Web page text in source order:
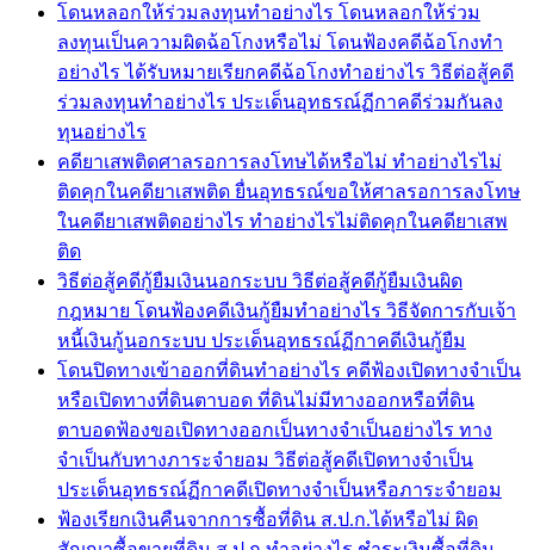
โดนหลอกให้ร่วมลงทุนทำอย่างไร โดนหลอกให้ร่วม
ลงทุนเป็นความผิดฉ้อโกงหรือไม่ โดนฟ้องคดีฉ้อโกงทำ
อย่างไร ได้รับหมายเรียกคดีฉ้อโกงทำอย่างไร วิธีต่อสู้คดี
ร่วมลงทุนทำอย่างไร ประเด็นอุทธรณ์ฏีกาคดีร่วมกันลง
ทุนอย่างไร
คดียาเสพติดศาลรอการลงโทษได้หรือไม่ ทำอย่างไรไม่
ติดคุกในคดียาเสพติด ยื่นอุทธรณ์ขอให้ศาลรอการลงโทษ
ในคดียาเสพติดอย่างไร ทำอย่างไรไม่ติดคุกในคดียาเสพ
ติด
วิธีต่อสู้คดีกู้ยืมเงินนอกระบบ วิธีต่อสู้คดีกู้ยืมเงินผิด
กฎหมาย โดนฟ้องคดีเงินกู้ยืมทำอย่างไร วิธีจัดการกับเจ้า
หนี้เงินกู้นอกระบบ ประเด็นอุทธรณ์ฏีกาคดีเงินกู้ยืม
โดนปิดทางเข้าออกที่ดินทำอย่างไร คดีฟ้องเปิดทางจำเป็น
หรือเปิดทางที่ดินตาบอด ที่ดินไม่มีทางออกหรือที่ดิน
ตาบอดฟ้องขอเปิดทางออกเป็นทางจำเป็นอย่างไร ทาง
จำเป็นกับทางภาระจำยอม วิธีต่อสู้คดีเปิดทางจำเป็น
ประเด็นอุทธรณ์ฏีกาคดีเปิดทางจำเป็นหรือภาระจำยอม
ฟ้องเรียกเงินคืนจากการซื้อที่ดิน ส.ป.ก.ได้หรือไม่ ผิด